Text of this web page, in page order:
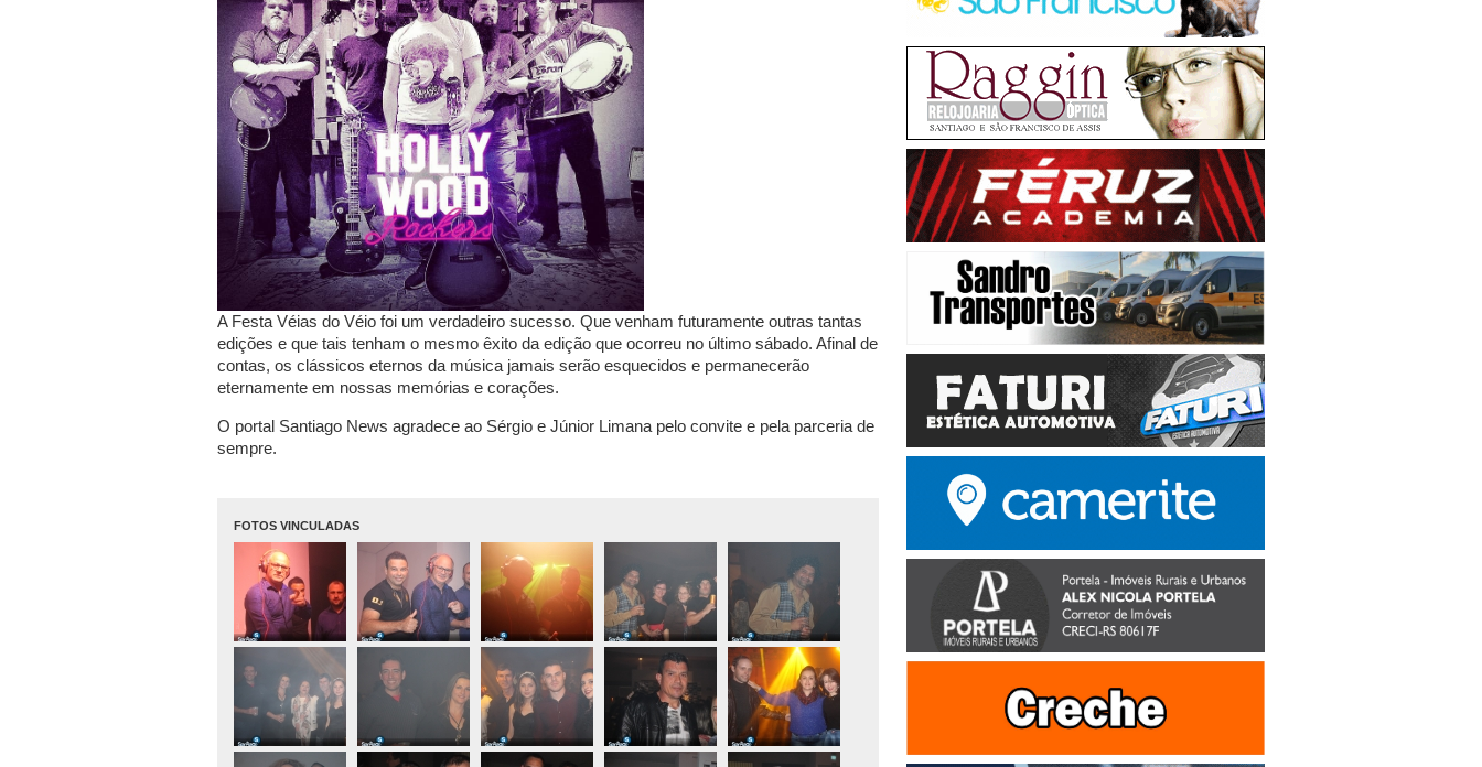
A Festa Véias do Véio foi um verdadeiro sucesso. Que venham futuramente outras tantas
edições e que tais tenham o mesmo êxito da edição que ocorreu no último sábado. Afinal de
contas, os clássicos eternos da música jamais serão esquecidos e permanecerão
eternamente em nossas memórias e corações.
O portal Santiago News agradece ao Sérgio e Júnior Limana pelo convite e pela parceria de
sempre.
FOTOS VINCULADAS